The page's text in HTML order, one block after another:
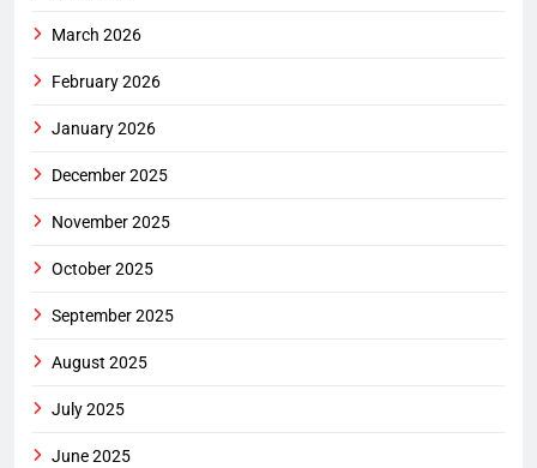
March 2026
February 2026
January 2026
December 2025
November 2025
October 2025
September 2025
August 2025
July 2025
June 2025